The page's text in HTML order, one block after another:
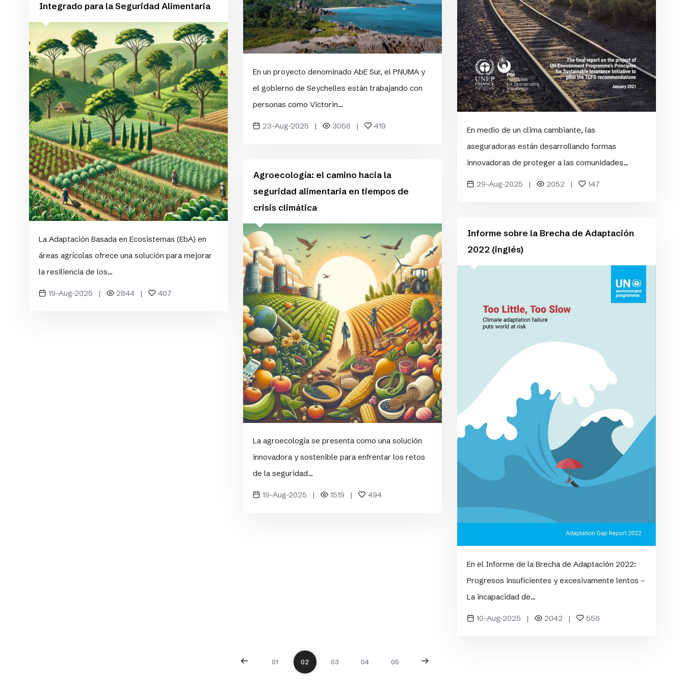
En medio de un clima cambiante, las
aseguradoras están desarrollando formas
innovadoras de proteger a las comunidades...
29-Aug-2025 | 2052 | 147
En un proyecto denominado AbE Sur, el PNUMA y
el gobierno de Seychelles están trabajando con
personas como Victorin...
23-Aug-2025 | 3056 | 419
Integrado para la Seguridad Alimentaria
La Adaptación Basada en Ecosistemas (EbA) en
áreas agrícolas ofrece una solución para mejorar
la resiliencia de los...
19-Aug-2025 | 2844 | 407
Agroecología: el camino hacia la
seguridad alimentaria en tiempos de
crisis climática
La agroecología se presenta como una solución
innovadora y sostenible para enfrentar los retos
de la seguridad...
19-Aug-2025 | 1519 | 494
Informe sobre la Brecha de Adaptación
2022 (inglés)
En el Informe de la Brecha de Adaptación 2022:
Progresos insuficientes y excesivamente lentos –
La incapacidad de...
10-Aug-2025 | 2042 | 556
01 02 03 04 05